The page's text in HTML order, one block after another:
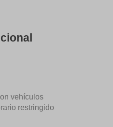
vehículos
restringido